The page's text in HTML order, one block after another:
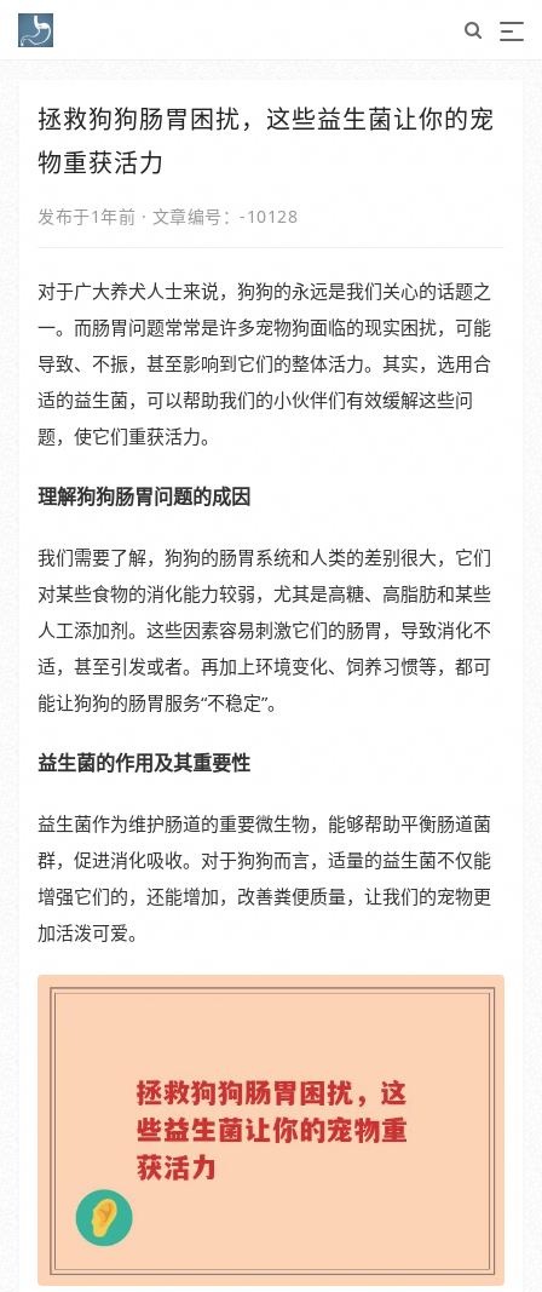
拯救狗狗肠胃困扰，这些益生菌让你的宠
物重获活力
发布于1年前 · 文章编号：-10128
对于广大养犬人士来说，狗狗的永远是我们关心的话题之
一。而肠胃问题常常是许多宠物狗面临的现实困扰，可能
导致、不振，甚至影响到它们的整体活力。其实，选用合
适的益生菌，可以帮助我们的小伙伴们有效缓解这些问
题，使它们重获活力。
理解狗狗肠胃问题的成因
我们需要了解，狗狗的肠胃系统和人类的差别很大，它们
对某些食物的消化能力较弱，尤其是高糖、高脂肪和某些
人工添加剂。这些因素容易刺激它们的肠胃，导致消化不
适，甚至引发或者。再加上环境变化、饲养习惯等，都可
能让狗狗的肠胃服务“不稳定”。
益生菌的作用及其重要性
益生菌作为维护肠道的重要微生物，能够帮助平衡肠道菌
群，促进消化吸收。对于狗狗而言，适量的益生菌不仅能
增强它们的，还能增加，改善粪便质量，让我们的宠物更
加活泼可爱。